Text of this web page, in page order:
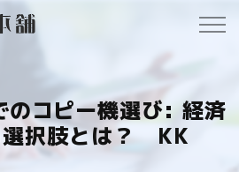
のコピー機選び: 経済
選択肢とは？ KK